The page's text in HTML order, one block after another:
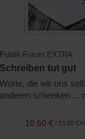
Publik-Forum EXTRA
Schreiben tut gut
Worte, die wir uns
anderen schenken ...
13.00
/
10.50 €